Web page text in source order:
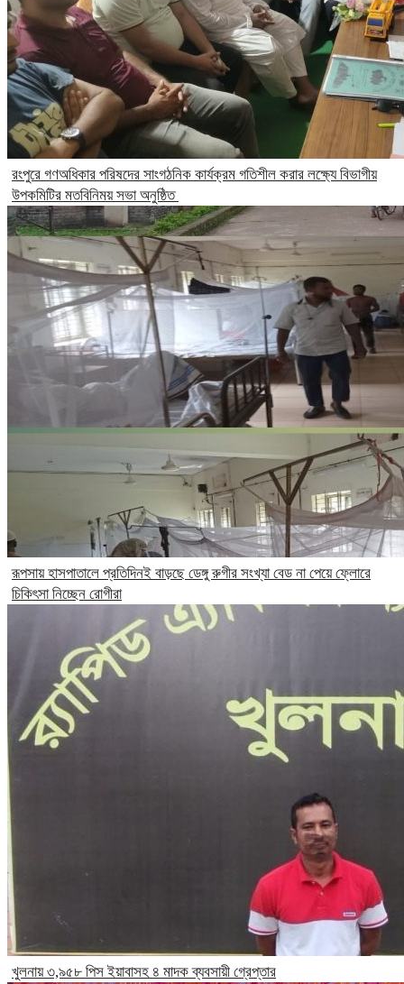
রংপুরে গণঅধিকার পরিষদের সাংগঠনিক কার্যক্রম গতিশীল করার লক্ষ্যে বিভাগীয়
উপকমিটির মতবিনিময় সভা অনুষ্ঠিত
রূপসায় হাসপাতালে প্রতিদিনই বাড়ছে ডেঙ্গু রুগীর সংখ্যা বেড না পেয়ে ফ্লোরে
চিকিৎসা নিচ্ছেন রোগীরা
খুলনায় ৩,৯৫৮ পিস ইয়াবাসহ ৪ মাদক ব্যবসায়ী গ্রেপ্তার